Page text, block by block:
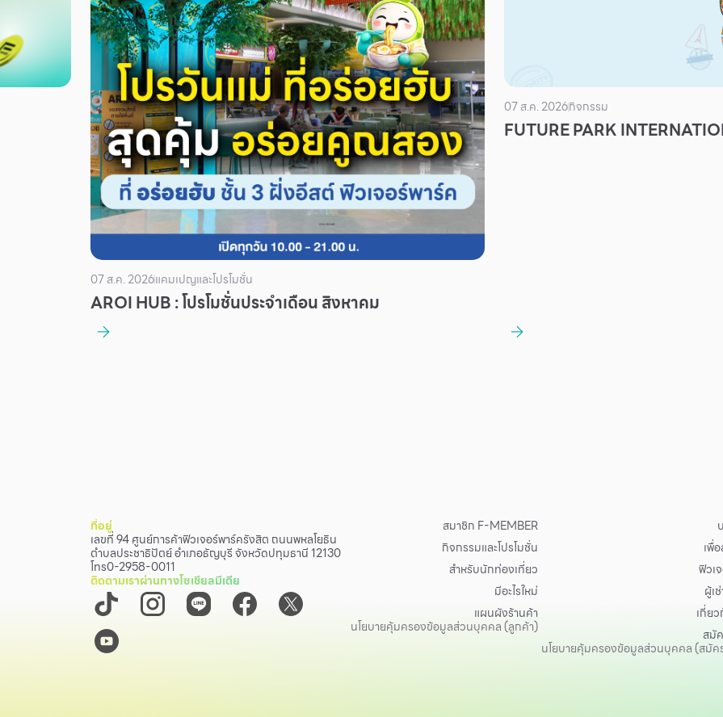
07 ส.ค. 2026แคมเปญและโปรโมชั่น
AROI HUB : โปรโมชั่นประจำเดือน สิงหาคม
07 ส.ค. 2026กิจกรรม
FUTURE PARK
ที่อยู่
เลขที่ 94 ศูนย์การค้าฟิวเจอร์พาร์ครังสิต ถนนพหลโยธิน
ตำบลประชาธิปัตย์ อำเภอธัญบุรี จังหวัดปทุมธานี 12130
โทร0-2958-0011
ติดตามเราผ่านทางโซเชียลมีเดีย
สมาชิก F-MEMBER
กิจกรรมและโปรโมชั่น
สำหรับนักท่องเที่ยว
มีอะไรใหม่
แผนผังร้านค้า
นโยบายคุ้มครองข้อมูลส่วนบุคคล (ลูกค้า)
เพื่
ฟิวเ
ผู้เ
เกี่ย
สมั
นโยบายคุ้มครองข้อมูลส่วนบุคคล (สมัค